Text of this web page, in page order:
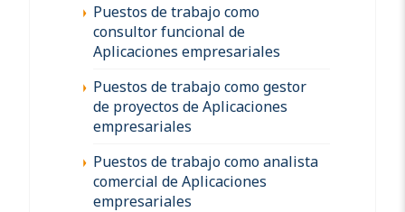
Puestos de trabajo como
consultor funcional de
Aplicaciones empresariales
Puestos de trabajo como gestor
de proyectos de Aplicaciones
empresariales
Puestos de trabajo como analista
comercial de Aplicaciones
empresariales